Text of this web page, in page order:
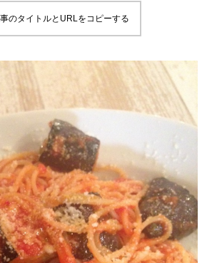
のタイトルとURLをコピーする